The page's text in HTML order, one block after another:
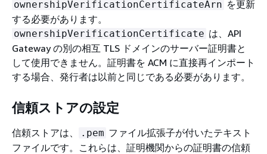
ownershipVerificationCertificateArn を更新
する必要があります。
ownershipVerificationCertificate は、API
Gateway の別の相互 TLS ドメインのサーバー証明書と
して使用できません。証明書を ACM に直接再インポート
する場合、発行者は以前と同じである必要があります。
信頼ストアの設定
信頼ストアは、 .pem ファイル拡張子が付いたテキスト
ファイルです。これらは、証明機関からの証明書の信頼